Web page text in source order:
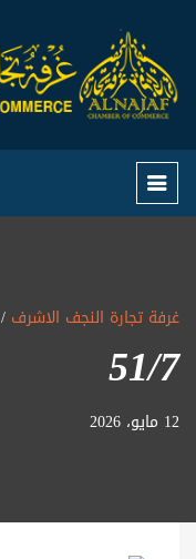
غرفة تجارة النجف الاشرف / 51/7
51/7
12 مايو، 2026